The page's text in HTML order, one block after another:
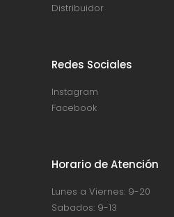
Distribuidor
Redes Sociales
Instagram
Facebook
Horario de Atención
Lunes a Viernes: 9-20
Sabados: 9-13